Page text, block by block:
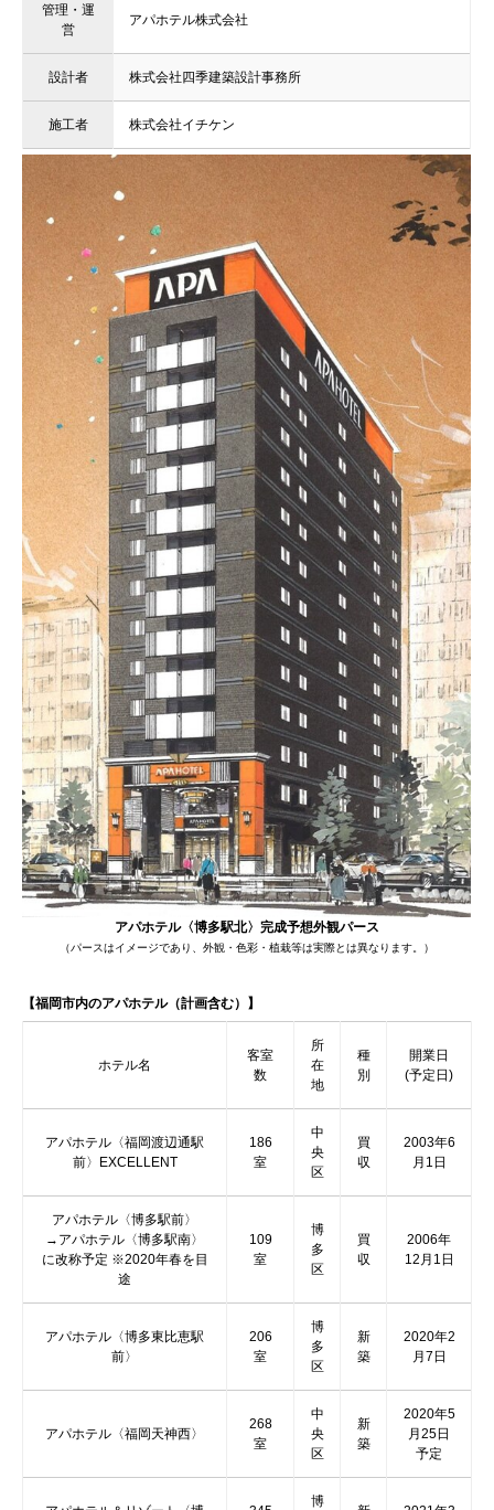
管理・運
営
アパホテル株式会社
設計者 株式会社四季建築設計事務所
施工者 株式会社イチケン
アパホテル〈博多駅北〉完成予想外観パース
（パースはイメージであり、外観・色彩・植栽等は実際とは異なります。）
【福岡市内のアパホテル（計画含む）】
ホテル名
客室
数
所
在
地
種
別
開業日
(予定日)
アパホテル〈福岡渡辺通駅
前〉EXCELLENT
186
室
中
央
区
買
収
2003年6
月1日
アパホテル〈博多駅前〉
→アパホテル〈博多駅南〉
に改称予定 ※2020年春を目
途
109
室
博
多
区
買
収
2006年
12月1日
アパホテル〈博多東比恵駅
前〉
206
室
博
多
区
新
築
2020年2
月7日
アパホテル〈福岡天神西〉
268
室
中
央
区
新
築
2020年5
月25日
予定
博